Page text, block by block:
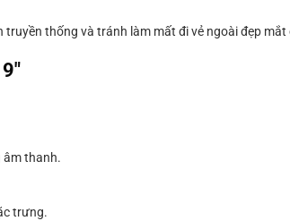
thống và tránh làm mất đi vẻ ngoài đẹp mắt
âm thanh.
trưng.